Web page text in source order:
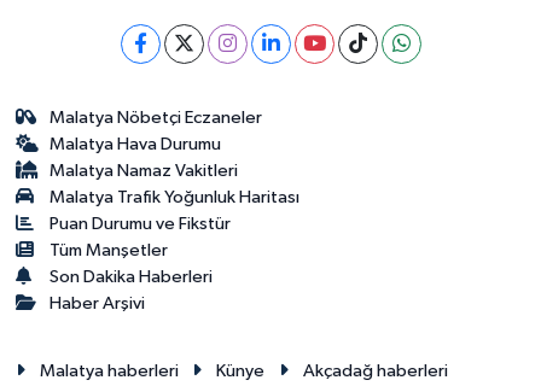
Malatya Nöbetçi Eczaneler
Malatya Hava Durumu
Malatya Namaz Vakitleri
Malatya Trafik Yoğunluk Haritası
Puan Durumu ve Fikstür
Tüm Manşetler
Son Dakika Haberleri
Haber Arşivi
Malatya haberleri Künye
Akçadağ haberleri